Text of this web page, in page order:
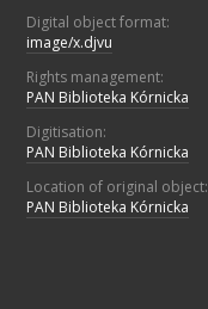
Digital object format:
image/x.djvu
Rights management:
PAN Biblioteka Kórnicka
Digitisation:
PAN Biblioteka Kórnicka
Location of original object:
PAN Biblioteka Kórnicka